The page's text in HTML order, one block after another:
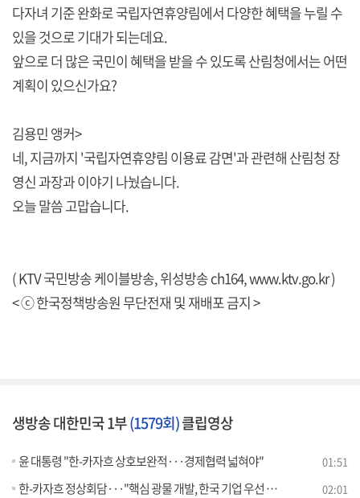
다자녀 기준 완화로 국립자연휴양림에서 다양한 혜택을 누릴 수
있을 것으로 기대가 되는데요.
앞으로 더 많은 국민이 혜택을 받을 수 있도록 산림청에서는 어떤
계획이 있으신가요?
김용민 앵커>
네, 지금까지 '국립자연휴양림 이용료 감면'과 관련해 산림청 장
영신 과장과 이야기 나눴습니다.
오늘 말씀 고맙습니다.
( KTV 국민방송 케이블방송, 위성방송 ch164,www.ktv.go.kr)
< ⓒ 한국정책방송원 무단전재 및 재배포 금지 >
생방송 대한민국 1부(1579회)클립영상
윤 대통령 "한-카자흐 상호보완적···경제협력 넓혀야" 01:51
한-카자흐 정상회담···"핵심 광물 개발, 한국 기업 우선 참여" 02:01